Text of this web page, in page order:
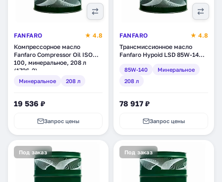
FANFARO
★ 4.8
Компрессорное масло
Fanfaro Compressor Oil ISO
100, минеральное, 208 л
(1726-2)
Минеральное 208 л
19 536 ₽
Запрос цены
FANFARO
★ 4.8
Трансмиссионное масло
Fanfaro Hypoid LSD 85W-140
(1688-4)
85W-140
Минеральное
208 л
78 917 ₽
Запрос цены
Под заказ Под заказ